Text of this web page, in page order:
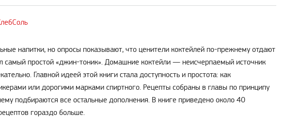
напитки, но опросы показывают, что ценители коктейлей по-прежнему отдают
самый простой «джин-тоник». Домашние коктейли — неисчерпаемый источник
Главной идеей этой книги стала доступность и простота: как
или дорогими марками спиртного. Рецепты собраны в главы по принципу
подбираются все остальные дополнения. В книге приведено около 40
гораздо больше.